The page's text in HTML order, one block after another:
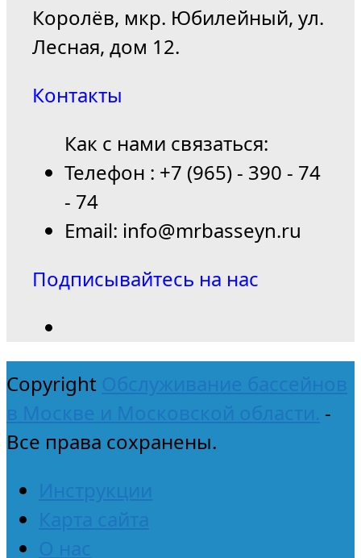
Королёв, мкр. Юбилейный, ул.
Лесная, дом 12.
Контакты
Как с нами связаться:
Телефон : +7 (965) - 390 - 74
- 74
Email: info@mrbasseyn.ru
Подписывайтесь на нас
Copyright Обслуживание бассейнов
в Москве и Московской области. -
Все права сохранены.
Инструкции
Карта сайта
О нас